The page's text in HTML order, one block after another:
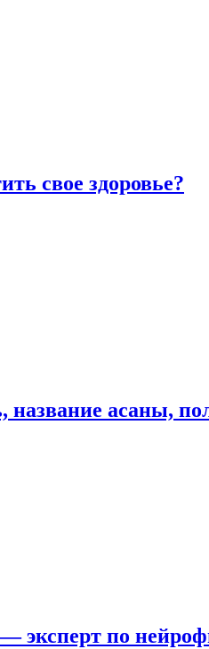
свое здоровье?
название асаны,
эксперт по